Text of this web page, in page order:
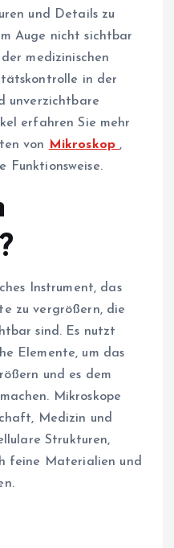
und Details zu
Auge nicht sichtbar
medizinischen
in der
unverzichtbare
erfahren Sie mehr
von
Mikroskop ,
Funktionsweise.
Instrument, das
zu vergrößern, die
sind. Es nutzt
Elemente, um das
und es dem
Mikroskope
Medizin und
Strukturen,
feine Materialien und